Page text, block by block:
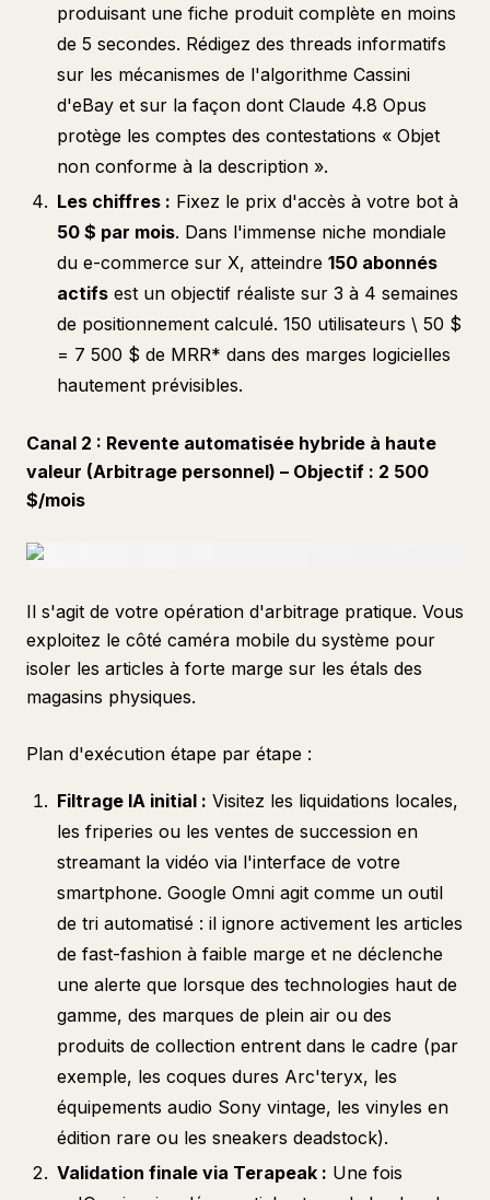
produisant une fiche produit complète en moins
de 5 secondes. Rédigez des threads informatifs
sur les mécanismes de l'algorithme Cassini
d'eBay et sur la façon dont Claude 4.8 Opus
protège les comptes des contestations « Objet
non conforme à la description ».
Les chiffres : Fixez le prix d'accès à votre bot à
50 $ par mois. Dans l'immense niche mondiale
du e-commerce sur X, atteindre 150 abonnés
actifs est un objectif réaliste sur 3 à 4 semaines
de positionnement calculé. 150 utilisateurs \ 50 $
= 7 500 $ de MRR* dans des marges logicielles
hautement prévisibles.
Canal 2 : Revente automatisée hybride à haute
valeur (Arbitrage personnel) – Objectif : 2 500
$/mois
Il s'agit de votre opération d'arbitrage pratique. Vous
exploitez le côté caméra mobile du système pour
isoler les articles à forte marge sur les étals des
magasins physiques.
Plan d'exécution étape par étape :
Filtrage IA initial : Visitez les liquidations locales,
les friperies ou les ventes de succession en
streamant la vidéo via l'interface de votre
smartphone. Google Omni agit comme un outil
de tri automatisé : il ignore activement les articles
de fast-fashion à faible marge et ne déclenche
une alerte que lorsque des technologies haut de
gamme, des marques de plein air ou des
produits de collection entrent dans le cadre (par
exemple, les coques dures Arc'teryx, les
équipements audio Sony vintage, les vinyles en
édition rare ou les sneakers deadstock).
Validation finale via Terapeak : Une fois